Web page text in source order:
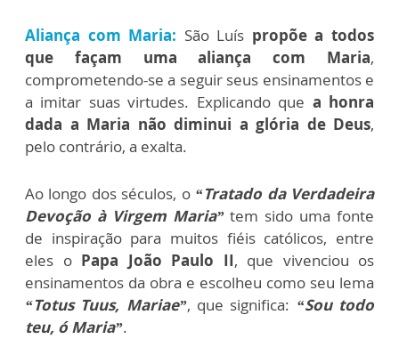
Aliança com Maria: São Luís propõe a todos
que façam uma aliança com Maria,
comprometendo-se a seguir seus ensinamentos e
a imitar suas virtudes. Explicando que a honra
dada a Maria não diminui a glória de Deus,
pelo contrário, a exalta.
Ao longo dos séculos, o “Tratado da Verdadeira
Devoção à Virgem Maria”tem sido uma fonte
de inspiração para muitos fiéis católicos, entre
eles o Papa João Paulo II, que vivenciou os
ensinamentos da obra e escolheu como seu lema
“Totus Tuus, Mariae”, que significa: “Sou todo
teu, ó Maria”.